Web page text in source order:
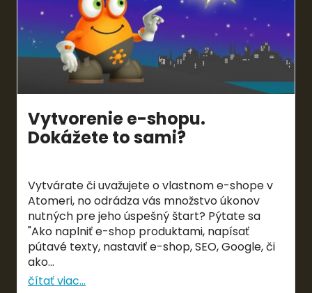
Vytvorenie e-shopu.
Dokážete to sami?
Vytvárate či uvažujete o vlastnom e-shope v
Atomeri, no odrádza vás množstvo úkonov
nutných pre jeho úspešný štart? Pýtate sa
"Ako naplniť e-shop produktami, napísať
pútavé texty, nastaviť e-shop, SEO, Google, či
ako...
čítať viac...